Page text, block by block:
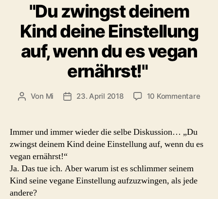
"Du zwingst deinem
Kind deine Einstellung
auf, wenn du es vegan
ernährst!"
Beitragsautor
Von Mi Beitragsdatum
23. April 2018 10 Kommentarezu
Immer und immer wieder die selbe Diskussion… „Du
zwingst deinem Kind deine Einstellung auf, wenn du es
vegan ernährst!“
Ja. Das tue ich. Aber warum ist es schlimmer seinem
Kind seine vegane Einstellung aufzuzwingen, als jede
andere?